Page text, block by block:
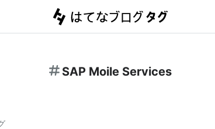
SAP Moile Services